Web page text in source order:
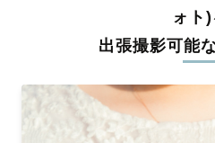
リジナルの研修と厳正な審査に合
ィを身につけたプロのカメラマン
ます。創業10年のノウハウを活か
丁寧なレタッチで思い出を美し
撮影後は、独自の編集技術で写
ォト)
出張撮影可能